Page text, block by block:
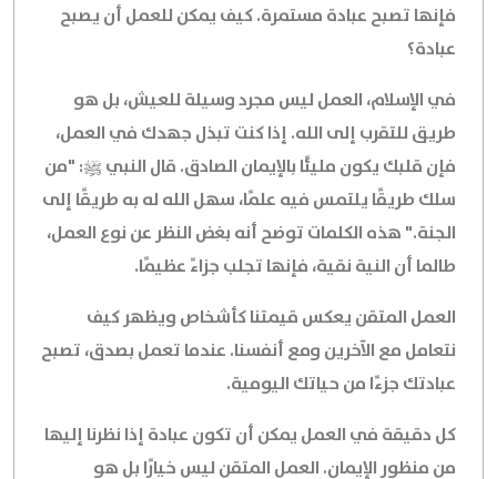
فإنها تصبح عبادة مستمرة. كيف يمكن للعمل أن يصبح
عبادة؟
في الإسلام، العمل ليس مجرد وسيلة للعيش، بل هو
طريق للتقرب إلى الله. إذا كنت تبذل جهدك في العمل،
فإن قلبك يكون مليئًا بالإيمان الصادق. قال النبي ﷺ: "من
سلك طريقًا يلتمس فيه علمًا، سهل الله له به طريقًا إلى
الجنة." هذه الكلمات توضح أنه بغض النظر عن نوع العمل،
طالما أن النية نقية، فإنها تجلب جزاءً عظيمًا.
العمل المتقن يعكس قيمتنا كأشخاص ويظهر كيف
نتعامل مع الآخرين ومع أنفسنا. عندما تعمل بصدق، تصبح
عبادتك جزءًا من حياتك اليومية.
كل دقيقة في العمل يمكن أن تكون عبادة إذا نظرنا إليها
من منظور الإيمان. العمل المتقن ليس خيارًا بل هو